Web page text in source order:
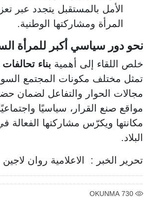
الأمل بالمستقبل يتجدد عبر
المرأة ومشاركتها الوطنية.
نحو دور سياسي أكبر للمرأة
خلص اللقاء إلى أهمية بناء
تمثل مختلف مكونات المجتمع
مجالات الحوار والتفاعل لضمان
مواقع صنع القرار، سياسيًا
مكانتها ويكرّس مشاركتها الفعالة
البلاد.
تحرير الخبر : الاعلامية روان لاجين
730
OKUNMA